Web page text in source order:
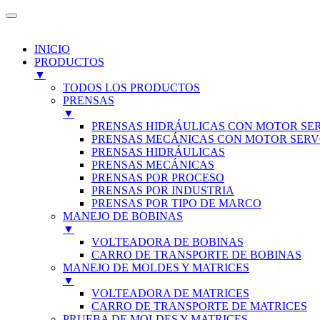
INICIO
PRODUCTOS
▼
TODOS LOS PRODUCTOS
PRENSAS
▼
PRENSAS HIDRÁULICAS CON MOTOR
PRENSAS MECÁNICAS CON MOTOR
PRENSAS HIDRÁULICAS
PRENSAS MECÁNICAS
PRENSAS POR PROCESO
PRENSAS POR INDUSTRIA
PRENSAS POR TIPO DE MARCO
MANEJO DE BOBINAS
▼
VOLTEADORA DE BOBINAS
CARRO DE TRANSPORTE DE BOBINAS
MANEJO DE MOLDES Y MATRICES
▼
VOLTEADORA DE MATRICES
CARRO DE TRANSPORTE DE MATRICES